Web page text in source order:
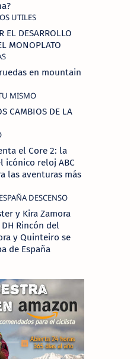
EL DESARROLLO
MONOPLATO
en mountain
CAMBIOS DE LA
el Core 2: la
icónico reloj ABC
las aventuras más
y Kira Zamora
Rincón del
y Quinteiro se
de España